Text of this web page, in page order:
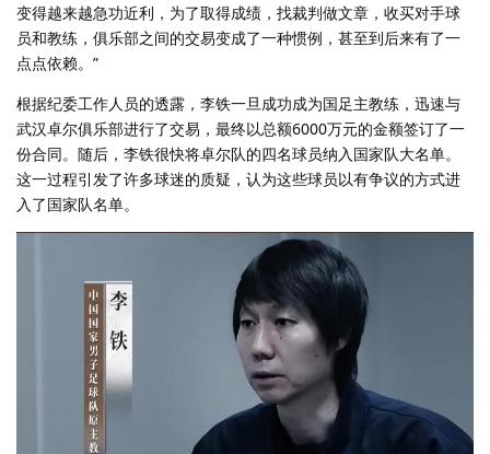
变得越来越急功近利，为了取得成绩，找裁判做文章，收买对手球
员和教练，俱乐部之间的交易变成了一种惯例，甚至到后来有了一
点点依赖。”
根据纪委工作人员的透露，李铁一旦成功成为国足主教练，迅速与
武汉卓尔俱乐部进行了交易，最终以总额6000万元的金额签订了一
份合同。随后，李铁很快将卓尔队的四名球员纳入国家队大名单。
这一过程引发了许多球迷的质疑，认为这些球员以有争议的方式进
入了国家队名单。